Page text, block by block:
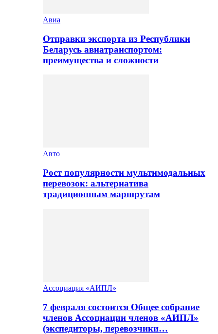
Авиа
Отправки экспорта из Республики
Беларусь авиатранспортом:
преимущества и сложности
Авто
Рост популярности мультимодальных
перевозок: альтернатива
традиционным маршрутам
Ассоциация «АИПЛ»
7 февраля состоится Общее собрание
членов Ассоциации членов «АИПЛ»
(экспедиторы, перевозчики…